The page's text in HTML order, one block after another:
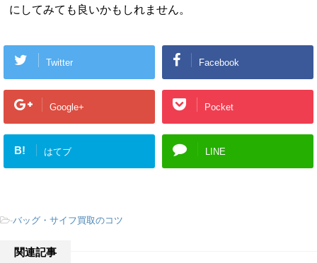
にしてみても良いかもしれません。
Twitter Facebook
Google+ Pocket
B! はてブ LINE
-バッグ・サイフ買取のコツ
関連記事